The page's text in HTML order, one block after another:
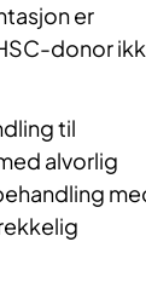
er
donor
til
alvorlig